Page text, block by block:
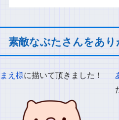
素敵なぶたさんをあり
まえ様に描いて頂きました！